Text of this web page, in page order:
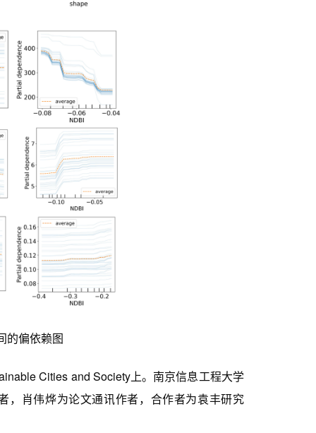
的偏依赖图
Cities and Society上。南京信息工程大学
，肖伟烨为论文通讯作者，合作者为袁丰研究